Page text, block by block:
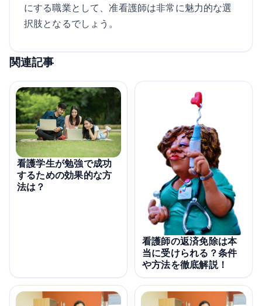
にする職業として、准看護師は非常に魅力的な選
択肢となるでしょう。
関連記事
看護学生が勉強で成功
するための効果的な方
法は？
看護師の返済免除は本
当に受けられる？条件
や方法を徹底解説！